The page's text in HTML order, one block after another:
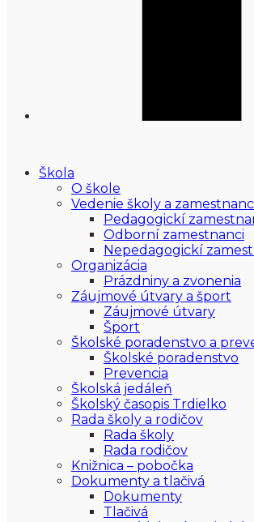
Škola
O škole
Vedenie školy a
Pedagogickí
Odborní zamestnanci
Nepedagogickí
Organizácia
Prázdniny a zvonenia
Záujmové útvary a šport
Záujmové útvary
Šport
Školské poradenstvo a
Školské poradenstvo
Prevencia
Školská jedáleň
Školský časopis Trdielko
Rada školy a rodičov
Rada školy
Rada rodičov
Knižnica – pobočka
Dokumenty a tlačivá
Dokumenty
Tlačivá